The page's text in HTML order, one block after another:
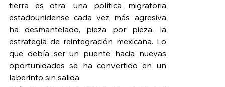
tierra es otra: una política migratoria
estadounidense cada vez más agresiva
ha desmantelado, pieza por pieza, la
estrategia de reintegración mexicana. Lo
que debía ser un puente hacia nuevas
oportunidades se ha convertido en un
laberinto sin salida.